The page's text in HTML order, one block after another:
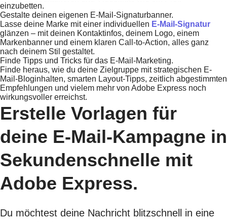
einzubetten.
Gestalte deinen eigenen E-Mail-Signaturbanner.
Lasse deine Marke mit einer individuellen E-Mail-Signatur
glänzen – mit deinen Kontaktinfos, deinem Logo, einem
Markenbanner und einem klaren Call-to-Action, alles ganz
nach deinem Stil gestaltet.
Finde Tipps und Tricks für das E-Mail-Marketing.
Finde heraus, wie du deine Zielgruppe mit strategischen E-
Mail-Bloginhalten, smarten Layout-Tipps, zeitlich abgestimmten
Empfehlungen und vielem mehr von Adobe Express noch
wirkungsvoller erreichst.
Erstelle Vorlagen für
deine E-Mail-Kampagne in
Sekundenschnelle mit
Adobe Express.
Du möchtest deine Nachricht blitzschnell in eine